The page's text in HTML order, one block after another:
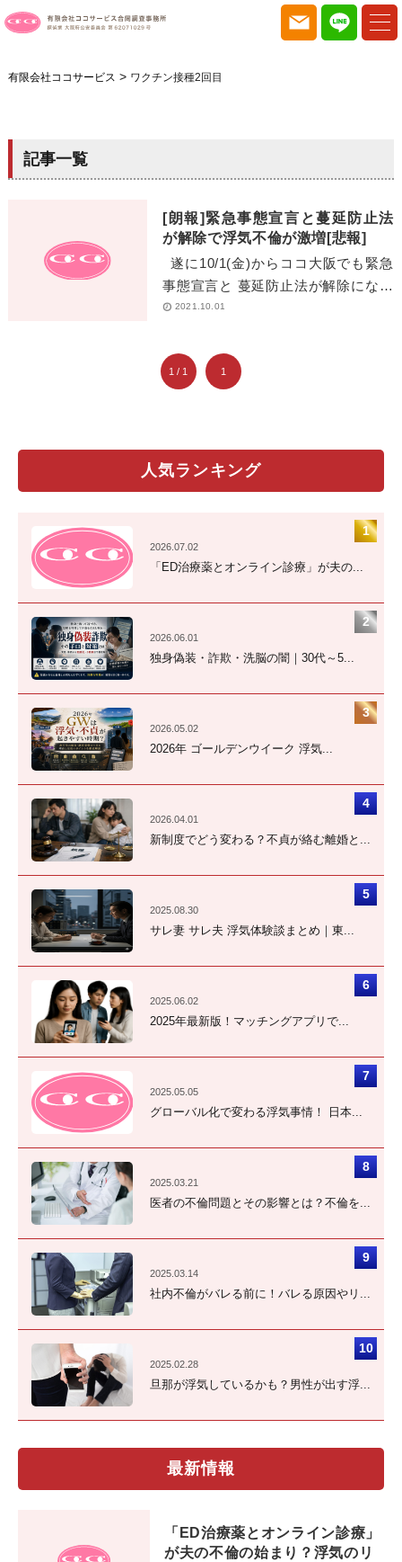
有限会社ココサービス > ワクチン接種2回目
記事一覧
[朗報]緊急事態宣言と蔓延防止法
が解除で浮気不倫が激増[悲報]
遂に10/1(金)からココ大阪でも緊急
事態宣言と 蔓延防止法が解除になり
ました！ 10/1からまだ営業時間等の
2021.10.01
1 / 1 1
人気ランキング
2026.07.02
「ED治療薬とオンライン診療」が夫の...
2026.06.01
独身偽装・詐欺・洗脳の闇｜30代～5...
2026.05.02
2026年 ゴールデンウイーク 浮気...
2026.04.01
新制度でどう変わる？不貞が絡む離婚と...
2025.08.30
サレ妻 サレ夫 浮気体験談まとめ｜東...
2025.06.02
2025年最新版！マッチングアプリで...
2025.05.05
グローバル化で変わる浮気事情！ 日本...
2025.03.21
医者の不倫問題とその影響とは？不倫を...
2025.03.14
社内不倫がバレる前に！バレる原因やリ...
2025.02.28
旦那が浮気しているかも？男性が出す浮...
最新情報
「ED治療薬とオンライン診療」
が夫の不倫の始まり？浮気のリ